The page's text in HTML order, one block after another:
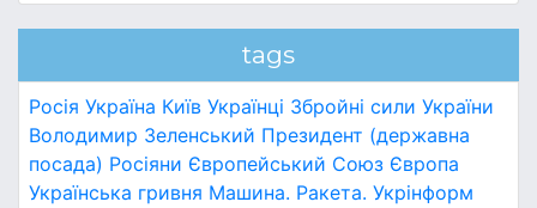
tags
Росія Україна Київ Українці Збройні сили України
Володимир Зеленський Президент (державна
посада) Росіяни Європейський Союз Європа
Українська гривня Машина. Ракета. Укрінформ